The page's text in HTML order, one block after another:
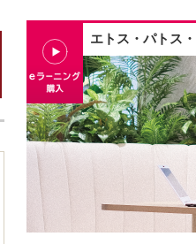
エトス・パトス